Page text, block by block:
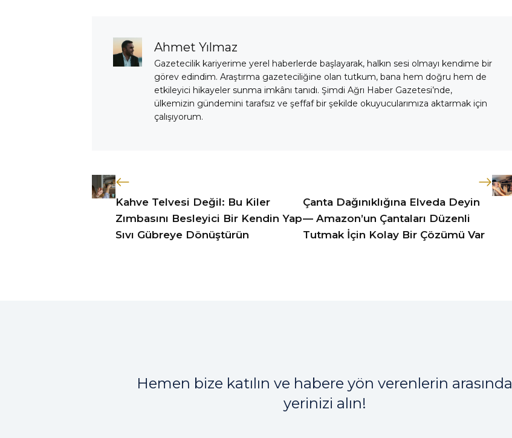
Ahmet Yılmaz
Gazetecilik kariyerime yerel haberlerde başlayarak, halkın sesi olmayı kendime bir
görev edindim. Araştırma gazeteciliğine olan tutkum, bana hem doğru hem de
etkileyici hikayeler sunma imkânı tanıdı. Şimdi Ağrı Haber Gazetesi’nde,
ülkemizin gündemini tarafsız ve şeffaf bir şekilde okuyucularımıza aktarmak için
çalışıyorum.
Kahve Telvesi Değil: Bu Kiler
Zımbasını Besleyici Bir Kendin Yap
Sıvı Gübreye Dönüştürün
Çanta Dağınıklığına Elveda Deyin
— Amazon’un Çantaları Düzenli
Tutmak İçin Kolay Bir Çözümü Var
Hemen bize katılın ve habere yön verenlerin arasında
yerinizi alın!